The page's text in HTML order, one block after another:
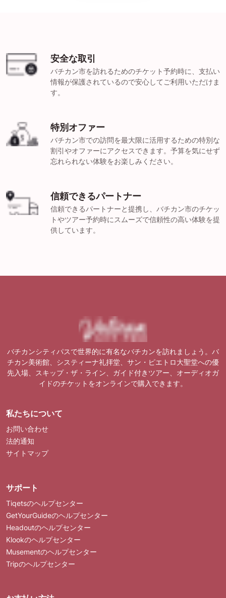
安全な取引
バチカン市を訪れるためのチケット予約時に、支払い
情報が保護されているので安心してご利用いただけま
す。
特別オファー
バチカン市での訪問を最大限に活用するための特別な
割引やオファーにアクセスできます。予算を気にせず
忘れられない体験をお楽しみください。
信頼できるパートナー
信頼できるパートナーと提携し、バチカン市のチケッ
トやツアー予約時にスムーズで信頼性の高い体験を提
供しています。
バチカンシティパスで世界的に有名なバチカンを訪れましょう。バ
チカン美術館、システィーナ礼拝堂、サン・ピエトロ大聖堂への優
先入場、スキップ・ザ・ライン、ガイド付きツアー、オーディオガ
イドのチケットをオンラインで購入できます。
私たちについて
お問い合わせ
法的通知
サイトマップ
サポート
Tiqetsのヘルプセンター
GetYourGuideのヘルプセンター
Headoutのヘルプセンター
Klookのヘルプセンター
Musementのヘルプセンター
Tripのヘルプセンター